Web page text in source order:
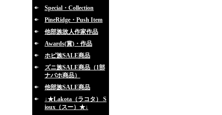
Special・Collection
PineRidge・Push Item
他部族故人作家作品
Awards(賞)・作品
ホピ族SALE商品
ズニ族SALE商品（1部
ナバホ商品）
他部族SALE商品
↓★Lakota（ラコタ） S
ioux（スー）★↓